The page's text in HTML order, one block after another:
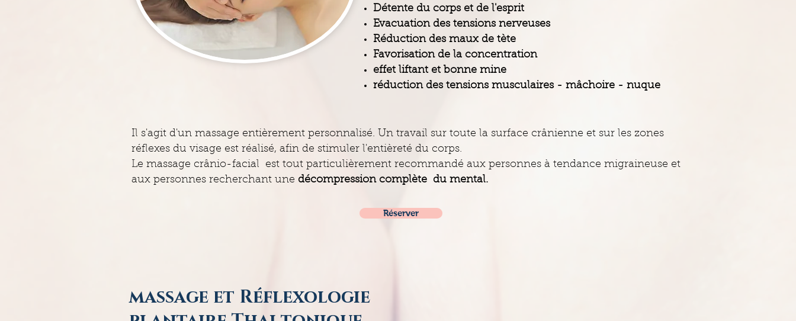
Détente du corps et de l'esprit
Evacuation des tensions nerveuses
Réduction des maux de tète
Favorisation de la concentration
effet liftant et bonne mine
réduction des tensions musculaires - mâchoire - nuque
Il s'agit d'un massage entièrement personnalisé. Un travail sur toute la surface crânienne et sur les zones
réflexes du visage est réalisé, afin de stimuler l'entièreté du corps.
Le massage crânio-facial est tout particulièrement recommandé aux personnes à tendance migraineuse et
aux personnes recherchant une décompression complète du mental.
Réserver
massage et Réflexologie